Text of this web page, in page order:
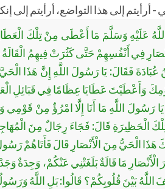
إلى هذا التواضع، أرأيتم إلى
عَلَيْهِ وَسَلَّمَ مَا أَعْطَى مِنْ تِلْكَ
فِي أَنْفُسِهِمْ حَتَّى كَثُرَتْ فِيهِمُ
فَقَالَ: يَا رَسُولَ اللَّهِ إِنَّ هَذَا
وَأَعْطَيْتَ عَطَايَا عِظَامًا فِي قَبَائِلِ
اللَّهِ مَا أَنَا إِلَّا امْرُؤٌ مِنْ قَوْمِي
قَالَ: فَجَاءَ رِجَالٌ مِنَ
الْحَيُّ مِنَ الْأَنْصَارِ قَالَ فَأَتَاهُمْ
مَا قَالَةٌ بَلَغَتْنِي عَنْكُمْ، وَجِدَةٌ
اللَّهُ بَيْنَ قُلُوبِكُمْ؟ قَالُوا: بَلِ اللَّهُ